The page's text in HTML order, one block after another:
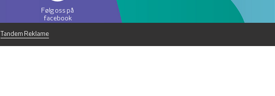
Følg oss på
facebook
Tandem Reklame